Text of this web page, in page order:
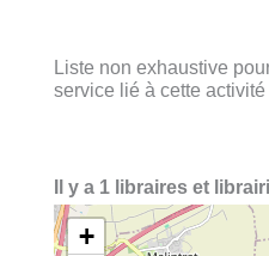
Liste non exhaustive
service lié à cette
Il y a 1 libraires et
+